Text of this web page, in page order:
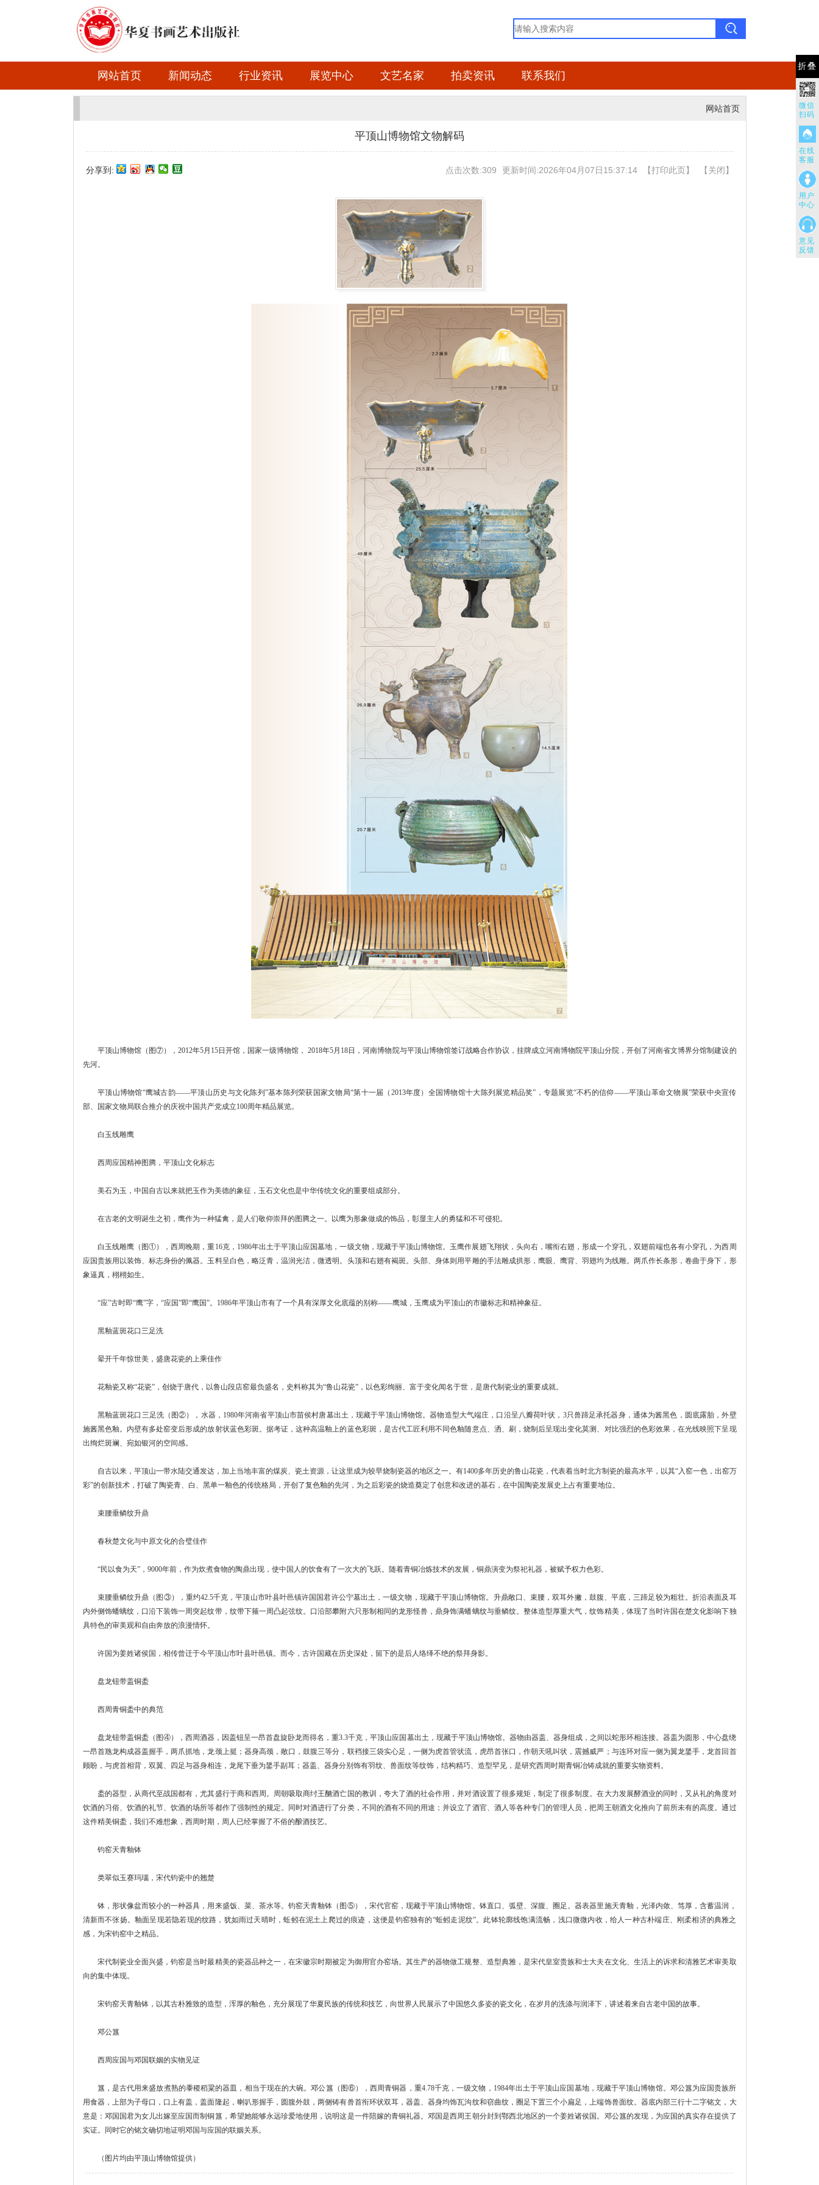
折叠
微信
扫码
在线
客服
用户
中心
意见
反馈
网站首页 新闻动态 行业资讯 展览中心 文艺名家 拍卖资讯 联系我们
网站首页
平顶山博物馆文物解码
分享到: 点击次数:309 更新时间:2026年04月07日15:37:14 【打印此页】 【关闭】
平顶山博物馆（图⑦），2012年5月15日开馆，国家一级博物馆， 2018年5月18日，河南博物院与平顶山博物馆签订战略合作协议，挂牌成立河南博物院平顶山分院，开创了河南省文博界分馆制建设的
先河。
平顶山博物馆“鹰城古韵——平顶山历史与文化陈列”基本陈列荣获国家文物局“第十一届（2013年度）全国博物馆十大陈列展览精品奖”，专题展览“不朽的信仰——平顶山革命文物展”荣获中央宣传
部、国家文物局联合推介的庆祝中国共产党成立100周年精品展览。
白玉线雕鹰
西周应国精神图腾，平顶山文化标志
美石为玉，中国自古以来就把玉作为美德的象征，玉石文化也是中华传统文化的重要组成部分。
在古老的文明诞生之初，鹰作为一种猛禽，是人们敬仰崇拜的图腾之一。以鹰为形象做成的饰品，彰显主人的勇猛和不可侵犯。
白玉线雕鹰（图①），西周晚期，重16克，1986年出土于平顶山应国墓地，一级文物，现藏于平顶山博物馆。玉鹰作展翅飞翔状，头向右，嘴衔右翅，形成一个穿孔，双翅前端也各有小穿孔，为西周
应国贵族用以装饰、标志身份的佩器。玉料呈白色，略泛青，温润光洁，微透明。头顶和右翅有褐斑。头部、身体则用平雕的手法雕成拱形，鹰眼、鹰背、羽翅均为线雕。两爪作长条形，卷曲于身下，形
象逼真，栩栩如生。
“应”古时即“鹰”字，“应国”即“鹰国”。1986年平顶山市有了一个具有深厚文化底蕴的别称——鹰城，玉鹰成为平顶山的市徽标志和精神象征。
黑釉蓝斑花口三足洗
晕开千年惊世美，盛唐花瓷的上乘佳作
花釉瓷又称“花瓷”，创烧于唐代，以鲁山段店窑最负盛名，史料称其为“鲁山花瓷”，以色彩绚丽、富于变化闻名于世，是唐代制瓷业的重要成就。
黑釉蓝斑花口三足洗（图②），水器，1980年河南省平顶山市苗侯村唐墓出土，现藏于平顶山博物馆。器物造型大气端庄，口沿呈八瓣荷叶状，3只兽蹄足承托器身，通体为酱黑色，圆底露胎，外壁
施酱黑色釉。内壁有多处窑变后形成的放射状蓝色彩斑。据考证，这种高温釉上的蓝色彩斑，是古代工匠利用不同色釉随意点、洒、刷，烧制后呈现出变化莫测、对比强烈的色彩效果，在光线映照下呈现
出绚烂斑斓、宛如银河的空间感。
自古以来，平顶山一带水陆交通发达，加上当地丰富的煤炭、瓷土资源，让这里成为较早烧制瓷器的地区之一。有1400多年历史的鲁山花瓷，代表着当时北方制瓷的最高水平，以其“入窑一色，出窑万
彩”的创新技术，打破了陶瓷青、白、黑单一釉色的传统格局，开创了复色釉的先河，为之后彩瓷的烧造奠定了创意和改进的基石，在中国陶瓷发展史上占有重要地位。
束腰垂鳞纹升鼎
春秋楚文化与中原文化的合璧佳作
“民以食为天”，9000年前，作为炊煮食物的陶鼎出现，使中国人的饮食有了一次大的飞跃。随着青铜冶炼技术的发展，铜鼎演变为祭祀礼器，被赋予权力色彩。
束腰垂鳞纹升鼎（图③），重约42.5千克，平顶山市叶县叶邑镇许国国君许公宁墓出土，一级文物，现藏于平顶山博物馆。升鼎敞口、束腰，双耳外撇，鼓腹、平底，三蹄足较为粗壮。折沿表面及耳
内外侧饰蟠螭纹，口沿下装饰一周突起纹带，纹带下箍一周凸起弦纹。口沿部攀附六只形制相同的龙形怪兽，鼎身饰满蟠螭纹与垂鳞纹。整体造型厚重大气，纹饰精美，体现了当时许国在楚文化影响下独
具特色的审美观和自由奔放的浪漫情怀。
许国为姜姓诸侯国，相传曾迁于今平顶山市叶县叶邑镇。而今，古许国藏在历史深处，留下的是后人络绎不绝的祭拜身影。
盘龙钮带盖铜盉
西周青铜盉中的典范
盘龙钮带盖铜盉（图④），西周酒器，因盖钮呈一昂首盘旋卧龙而得名，重3.3千克，平顶山应国墓出土，现藏于平顶山博物馆。器物由器盖、器身组成，之间以蛇形环相连接。器盖为圆形，中心盘绕
一昂首虺龙构成器盖握手，两爪抓地，龙颈上挺；器身高颈，敞口，鼓腹三等分，联裆接三袋实心足，一侧为虎首管状流，虎昂首张口，作朝天吼叫状，震撼威严；与连环对应一侧为翼龙鋬手，龙首回首
顾盼，与虎首相背，双翼、四足与器身相连，龙尾下垂为鋬手副耳；器盖、器身分别饰有羽纹、兽面纹等纹饰，结构精巧、造型罕见，是研究西周时期青铜冶铸成就的重要实物资料。
盉的器型，从商代至战国都有，尤其盛行于商和西周。周朝吸取商纣王酗酒亡国的教训，夸大了酒的社会作用，并对酒设置了很多规矩，制定了很多制度。在大力发展酵酒业的同时，又从礼的角度对
饮酒的习俗、饮酒的礼节、饮酒的场所等都作了强制性的规定。同时对酒进行了分类，不同的酒有不同的用途；并设立了酒官、酒人等各种专门的管理人员，把周王朝酒文化推向了前所未有的高度。通过
这件精美铜盉，我们不难想象，西周时期，周人已经掌握了不俗的酿酒技艺。
钧窑天青釉钵
类翠似玉赛玛瑙，宋代钧瓷中的翘楚
钵，形状像盆而较小的一种器具，用来盛饭、菜、茶水等。钧窑天青釉钵（图⑤），宋代官窑，现藏于平顶山博物馆。钵直口、弧壁、深腹、圈足。器表器里施天青釉，光泽内敛、笃厚，含蓄温润，
清新而不张扬。釉面呈现若隐若现的纹路，犹如雨过天晴时，蚯蚓在泥土上爬过的痕迹，这便是钧窑独有的“蚯蚓走泥纹”。此钵轮廓线饱满流畅，浅口微微内收，给人一种古朴端庄、刚柔相济的典雅之
感，为宋钧窑中之精品。
宋代制瓷业全面兴盛，钧窑是当时最精美的瓷器品种之一，在宋徽宗时期被定为御用官办窑场。其生产的器物做工规整、造型典雅，是宋代皇室贵族和士大夫在文化、生活上的诉求和清雅艺术审美取
向的集中体现。
宋钧窑天青釉钵，以其古朴雅致的造型，浑厚的釉色，充分展现了华夏民族的传统和技艺，向世界人民展示了中国悠久多姿的瓷文化，在岁月的洗涤与润泽下，讲述着来自古老中国的故事。
邓公簋
西周应国与邓国联姻的实物见证
簋，是古代用来盛放煮熟的黍稷稻粱的器皿，相当于现在的大碗。邓公簋（图⑥），西周青铜器，重4.78千克，一级文物，1984年出土于平顶山应国墓地，现藏于平顶山博物馆。邓公簋为应国贵族所
用食器，上部为子母口，口上有盖，盖面隆起，喇叭形握手，圆腹外鼓，两侧铸有兽首衔环状双耳，器盖、器身均饰瓦沟纹和窃曲纹，圈足下置三个小扁足，上端饰兽面纹。器底内部三行十二字铭文，大
意是：邓国国君为女儿出嫁至应国而制铜簋，希望她能够永远珍爱地使用，说明这是一件陪嫁的青铜礼器。邓国是西周王朝分封到鄂西北地区的一个姜姓诸侯国。邓公簋的发现，为应国的真实存在提供了
实证。同时它的铭文确切地证明邓国与应国的联姻关系。
（图片均由平顶山博物馆提供）